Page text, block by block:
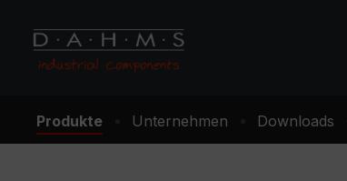
Produkte Unternehmen Downloads